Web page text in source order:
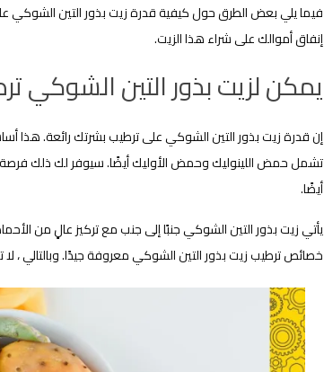
فيما يلي بعض الطرق حول كيفية قدرة زيت بذور التين الشوكي
إنفاق أموالك على شراء هذا الزيت.
يمكن لزيت بذور التين الشوكي
إن قدرة زيت بذور التين الشوكي على ترطيب بشرتك رائعة. هذا
تشمل حمض اللينوليك وحمض الأوليك أيضًا. سيوفر لك ذلك
أيضًا.
يأتي زيت بذور التين الشوكي جنبًا إلى جنب مع تركيز عالٍ من
خصائص ترطيب زيت بذور التين الشوكي معروفة جيدًا. وبالتالي ، لا